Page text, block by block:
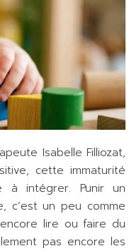
Isabelle Filliozat,
cette immaturité
à intégrer. Punir un
c’est un peu comme
lire ou faire du
pas encore les